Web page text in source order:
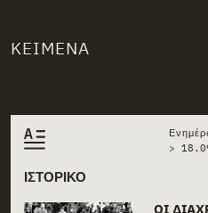
ΚΕΊΜΕΝΑ
Related stories
ΙΣΤΟΡΙΚΌ
>
ΟΙ